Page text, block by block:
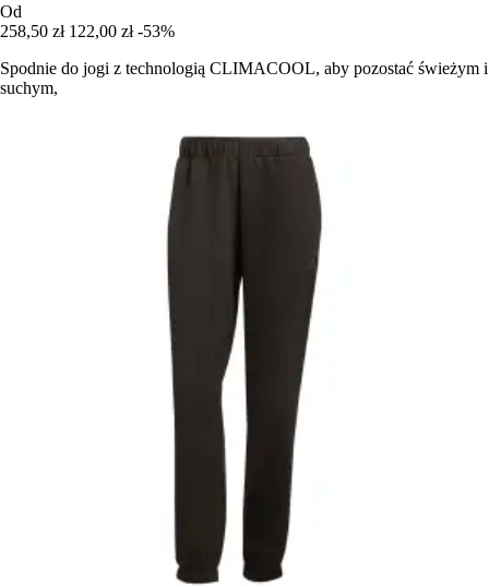
Od
258,50 zł 122,00 zł -53%
Spodnie do jogi z technologią CLIMACOOL, aby pozostać świeżym i
suchym,